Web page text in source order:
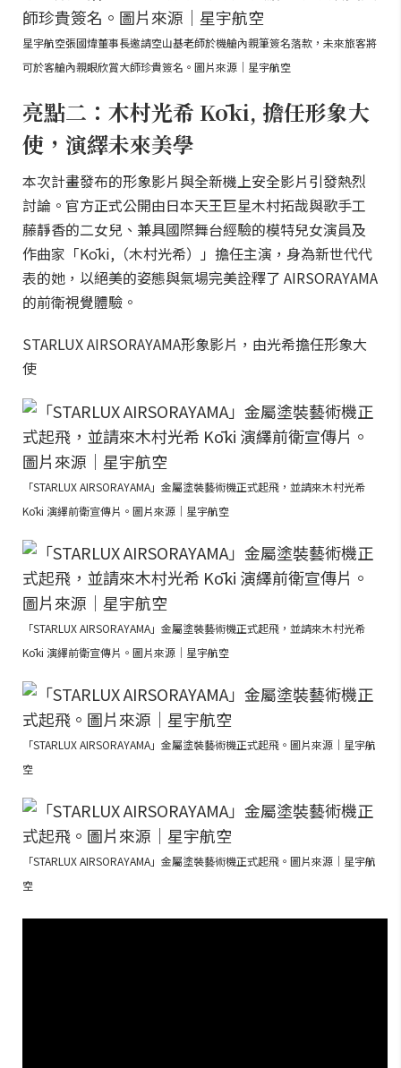
星宇航空張國煒董事長邀請空山基老師於機艙內親筆簽名落款，未來旅客將
可於客艙內親眼欣賞大師珍貴簽名。圖片來源｜星宇航空
亮點二：木村光希 Kōki, 擔任形象大
使，演繹未來美學
本次計畫發布的形象影片與全新機上安全影片引發熱烈
討論。官方正式公開由日本天王巨星木村拓哉與歌手工
藤靜香的二女兒、兼具國際舞台經驗的模特兒女演員及
作曲家「Kōki,（木村光希）」擔任主演，身為新世代代
表的她，以絕美的姿態與氣場完美詮釋了 AIRSORAYAMA
的前衛視覺體驗。
STARLUX AIRSORAYAMA形象影片，由光希擔任形象大
使
「STARLUX AIRSORAYAMA」金屬塗裝藝術機正式起飛，並請來木村光希
Kōki 演繹前衛宣傳片。圖片來源｜星宇航空
「STARLUX AIRSORAYAMA」金屬塗裝藝術機正式起飛，並請來木村光希
Kōki 演繹前衛宣傳片。圖片來源｜星宇航空
「STARLUX AIRSORAYAMA」金屬塗裝藝術機正式起飛。圖片來源｜星宇航
空
「STARLUX AIRSORAYAMA」金屬塗裝藝術機正式起飛。圖片來源｜星宇航
空